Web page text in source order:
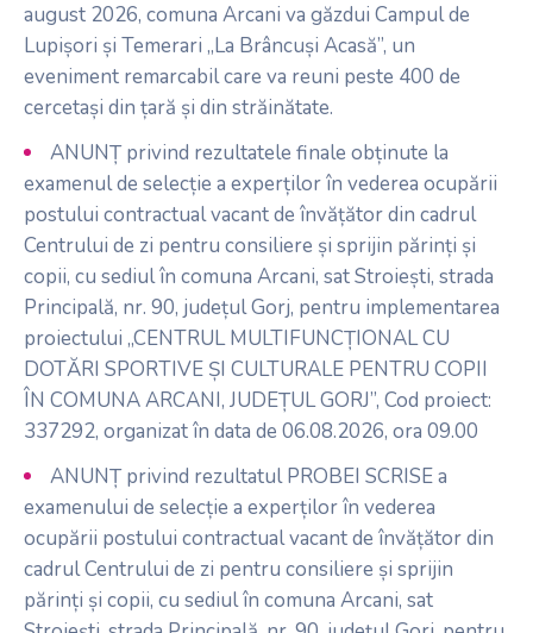
august 2026, comuna Arcani va găzdui Campul de
Lupișori și Temerari „La Brâncuși Acasă”, un
eveniment remarcabil care va reuni peste 400 de
cercetași din țară și din străinătate.
ANUNȚ privind rezultatele finale obținute la
examenul de selecție a experților în vederea ocupării
postului contractual vacant de învățător din cadrul
Centrului de zi pentru consiliere și sprijin părinți și
copii, cu sediul în comuna Arcani, sat Stroiești, strada
Principală, nr. 90, județul Gorj, pentru implementarea
proiectului „CENTRUL MULTIFUNCȚIONAL CU
DOTĂRI SPORTIVE ȘI CULTURALE PENTRU COPII
ÎN COMUNA ARCANI, JUDEȚUL GORJ”, Cod proiect:
337292, organizat în data de 06.08.2026, ora 09.00
ANUNȚ privind rezultatul PROBEI SCRISE a
examenului de selecție a experților în vederea
ocupării postului contractual vacant de învățător din
cadrul Centrului de zi pentru consiliere și sprijin
părinți și copii, cu sediul în comuna Arcani, sat